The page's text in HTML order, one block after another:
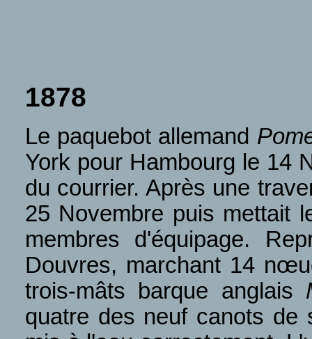
1878
Le paquebot allemand
York pour Hambourg le 14
du courrier. Après une
25 Novembre puis mettait
membres d'équipage.
Douvres, marchant 14
trois-mâts barque anglais
quatre des neuf canots de